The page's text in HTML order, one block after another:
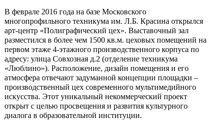
В феврале 2016 года на базе Московского
многопрофильного техникума им. Л.Б. Красина открылся
арт-центр «Полиграфический цех». Выставочный зал
разместился в более чем 1500 кв.м. цеховых помещений на
первом этаже 4-этажного производственного корпуса по
адресу: улица Совхозная д.2 (отделение техникума
«Люблино»). Расположение, дизайн помещения и его
атмосфера отвечают задуманной концепции площадки –
производственный цех современного мультимедийного
искусства. Этот уникальный некоммерческий проект
открыт с целью просвещения и развития культурного
диалога в образовательной институции.